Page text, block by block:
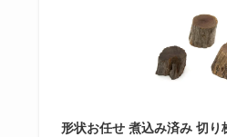
形状お任せ 煮込み済み 切り